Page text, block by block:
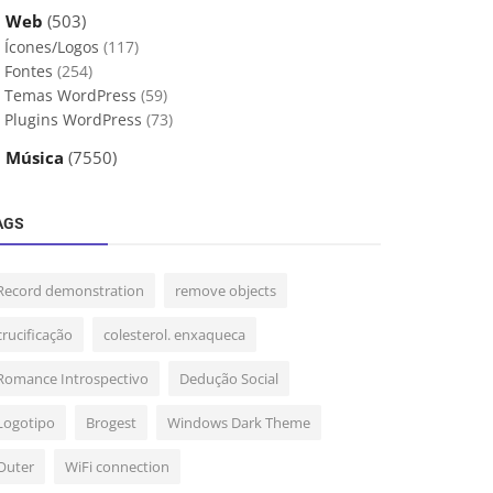
Web (503)
Ícones/Logos (117)
Fontes (254)
Temas WordPress (59)
Plugins WordPress (73)
Música (7550)
demonstration remove objects
colesterol. enxaqueca
Introspectivo Dedução Social
Brogest Windows Dark Theme
WiFi connection